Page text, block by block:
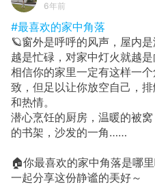
6年前
#最喜欢的家中角落
🪐窗外是呼呼的风声，屋内
越是忙碌，对家中灯火就越是
相信你的家里一定有这样一
致，但足以让你放空自己，
和热情。
潜心烹饪的厨房，温暖的被
的书架，沙发的一角……
🏠你最喜欢的家中角落是哪
一起分享这份静谧的㺯好～